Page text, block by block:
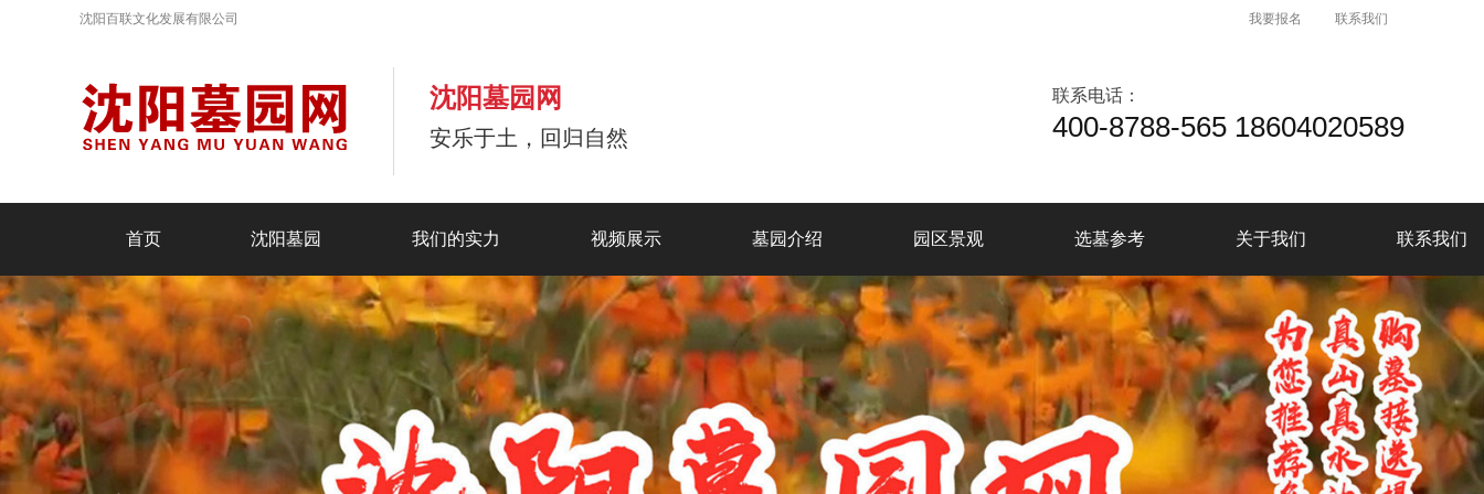
沈阳百联文化发展有限公司 我要报名 联系我们
沈阳墓园网
安乐于土，回归自然
联系电话：
400-8788-565 18604020589
首页 沈阳墓园 我们的实力 视频展示 墓园介绍 园区景观 选墓参考 关于我们 联系我们